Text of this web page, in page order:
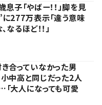
子「やばー！！」脚を見
277万表示「違う意味
なるほど！！」
き合っていなかった男
中高と同じだった2人
大人になっても可愛